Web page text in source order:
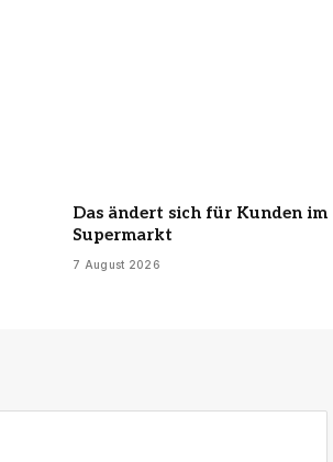
Das ändert sich für Kunden im
Supermarkt
7 August 2026